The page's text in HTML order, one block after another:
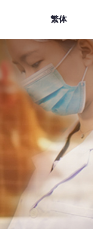
繁体